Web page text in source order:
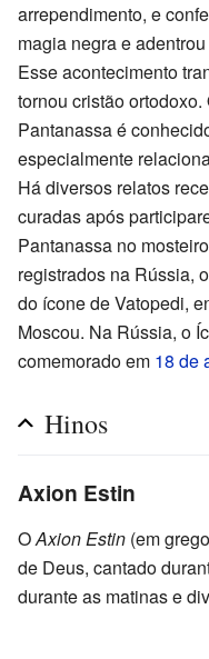
arrependimento, e
magia negra e
Esse acontecimento
tornou cristão
Pantanassa é
especialmente
Há diversos relatos
curadas após
Pantanassa no
registrados na Rússia,
do ícone de Vatopedi,
Moscou. Na Rússia, o
comemorado em 18 de
Hinos
Axion Estin
OAxion Estin (em
de Deus, cantado
durante as matinas e